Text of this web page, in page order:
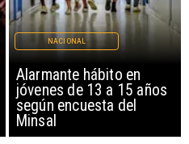
Alarmante hábito en
jóvenes de 13 a 15 años
según encuesta del
Minsal
NACIONAL